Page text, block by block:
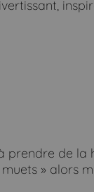
prendre de la
» alors